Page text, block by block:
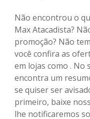
Não encontrou o
Max Atacadista?
promoção? Não
você confira as
em lojas como . No
encontra um
se quiser ser
primeiro, baixe
lhe notificaremos